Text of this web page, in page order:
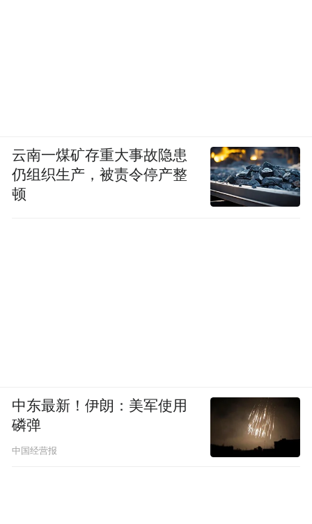
云南一煤矿存重大事故隐患
仍组织生产，被责令停产整
顿
中东最新！伊朗：美军使用
磷弹
中国经营报